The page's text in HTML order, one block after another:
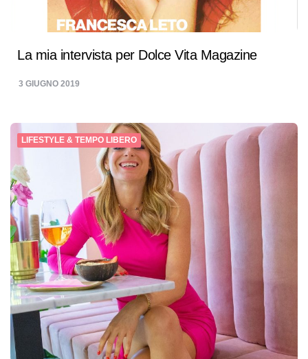
La mia intervista per Dolce Vita Magazine
3 GIUGNO 2019
LIFESTYLE & TEMPO LIBERO